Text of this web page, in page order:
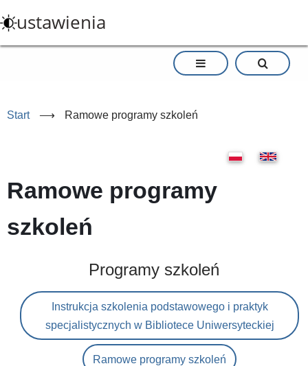
do
treści
ustawienia
Start ⟶ Ramowe programy szkoleń
Ramowe programy
szkoleń
Programy szkoleń
Instrukcja szkolenia podstawowego i praktyk
specjalistycznych w Bibliotece Uniwersyteckiej
Ramowe programy szkoleń